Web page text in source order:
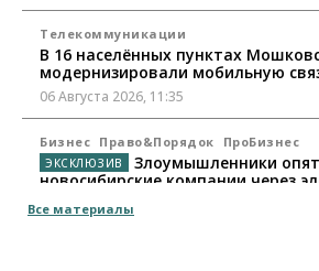
Телекоммуникации
В 16 населённых пунктах
модернизировали мобильную
06 Августа 2026, 11:35
Бизнес Право&Порядок ПроБизнес
Злоумышленники
новосибирские компании через
06 Августа 2026, 11:00
Все материалы